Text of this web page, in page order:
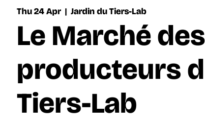
Thu 24 Apr
  |
Jardin du Tiers-Lab
Le Marché des
producteurs
Tiers-Lab